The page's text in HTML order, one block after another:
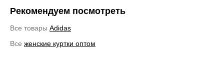
Рекомендуем посмотреть
Все товары Adidas
Все женские куртки оптом